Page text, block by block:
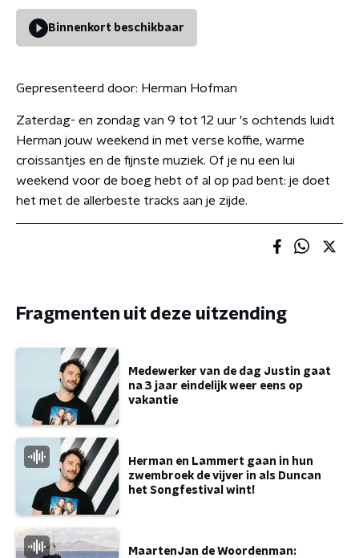
Binnenkort beschikbaar
Gepresenteerd door: Herman Hofman
Zaterdag- en zondag van 9 tot 12 uur 's ochtends luidt
Herman jouw weekend in met verse koffie, warme
croissantjes en de fijnste muziek. Of je nu een lui
weekend voor de boeg hebt of al op pad bent: je doet
het met de allerbeste tracks aan je zijde.
Fragmenten uit deze uitzending
Medewerker van de dag Justin gaat
na 3 jaar eindelijk weer eens op
vakantie
Herman en Lammert gaan in hun
zwembroek de vijver in als Duncan
het Songfestival wint!
MaartenJan de Woordenman: